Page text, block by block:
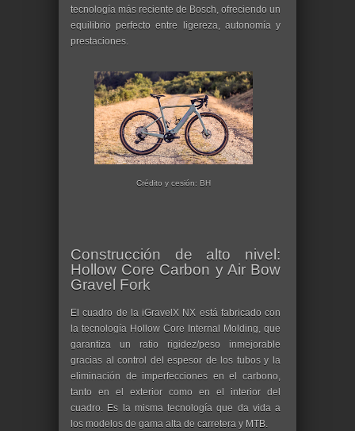
tecnología más reciente de Bosch, ofreciendo un
equilibrio perfecto entre ligereza, autonomía y
prestaciones.
Crédito y cesión: BH
Construcción de alto nivel:
Hollow Core Carbon y Air Bow
Gravel Fork
El cuadro de la iGravelX NX está fabricado con
la tecnología Hollow Core Internal Molding, que
garantiza un ratio rigidez/peso inmejorable
gracias al control del espesor de los tubos y la
eliminación de imperfecciones en el carbono,
tanto en el exterior como en el interior del
cuadro. Es la misma tecnología que da vida a
los modelos de gama alta de carretera y MTB.